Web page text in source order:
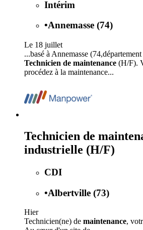
Intérim
•Annemasse (74)
Le 18 juillet
...basé à Annemasse
Technicien de maintenance (H/F).
procédez à la maintenance...
Technicien de
industrielle (H/F)
CDI
•Albertville (73)
Hier
Technicien(ne) de maintenance,